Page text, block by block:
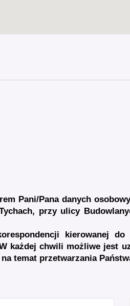
Pani/Pana danych
przy ulicy
kierowanej
każdej chwili możliwe jest
temat przetwarzania